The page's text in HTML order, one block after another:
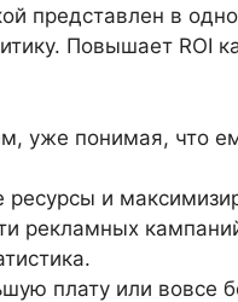
представлен в
Повышает ROI
уже понимая, что
и
рекламных
плату или вовсе